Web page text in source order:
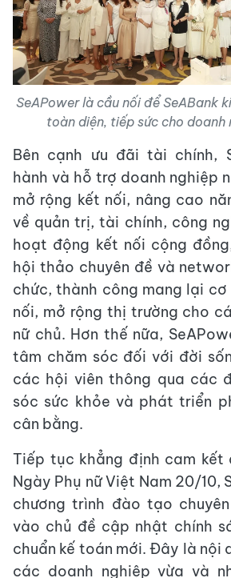
SeAPower là cầu nối để SeABank
toàn diện, tiếp sức cho doanh
Bên cạnh ưu đãi tài chính,
hành và hỗ trợ doanh nghiệp
mở rộng kết nối, nâng cao
về quản trị, tài chính, công
hoạt động kết nối cộng
hội thảo chuyên đề và
chức, thành công mang lại
nối, mở rộng thị trường cho
nữ chủ. Hơn thế nữa,
tâm chăm sóc đối với đời
các hội viên thông qua các
sóc sức khỏe và phát triển
cân bằng.
Tiếp tục khẳng định cam kết
Ngày Phụ nữ Việt Nam 20/10,
chương trình đào tạo
vào chủ đề cập nhật chính
chuẩn kế toán mới. Đây là nội
các doanh nghiệp vừa và